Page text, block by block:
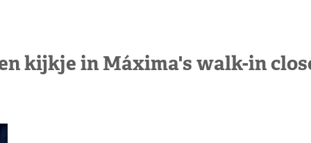
kijkje in Máxima's walk-in